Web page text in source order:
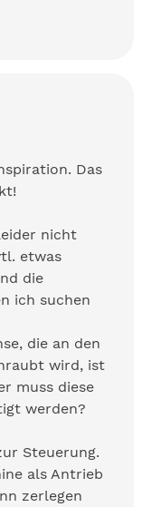
Das
nicht
etwas
die
ich suchen
die an den
wird, ist
muss diese
werden?
Steuerung.
als Antrieb
zerlegen